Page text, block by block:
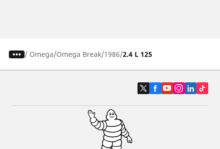
/ Omega Omega Break 1986 2.4 L 125